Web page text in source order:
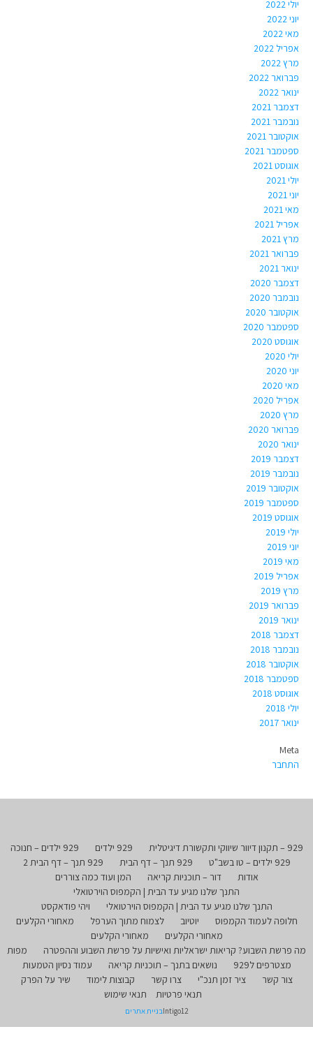
יולי 2022
יוני 2022
מאי 2022
אפריל 2022
מרץ 2022
פברואר 2022
ינואר 2022
דצמבר 2021
נובמבר 2021
אוקטובר 2021
ספטמבר 2021
אוגוסט 2021
יולי 2021
יוני 2021
מאי 2021
אפריל 2021
מרץ 2021
פברואר 2021
ינואר 2021
דצמבר 2020
נובמבר 2020
אוקטובר 2020
ספטמבר 2020
אוגוסט 2020
יולי 2020
יוני 2020
מאי 2020
אפריל 2020
מרץ 2020
פברואר 2020
ינואר 2020
דצמבר 2019
נובמבר 2019
אוקטובר 2019
ספטמבר 2019
אוגוסט 2019
יולי 2019
יוני 2019
מאי 2019
אפריל 2019
מרץ 2019
פברואר 2019
ינואר 2019
דצמבר 2018
נובמבר 2018
אוקטובר 2018
ספטמבר 2018
אוגוסט 2018
יולי 2018
ינואר 2017
Meta
התחבר
929 – תקנון דיוור שיווקי ותקשורת דיגיטלית 929 ילדים
929 ילדים – חנוכה
929 ילדים – טו בשב"ט
929 תנך – דף הבית
929 תנך – דף הבית 2
אודות
דור – תוכניות קריאה
המן ועוד כמה צוררים
התנך שלנו מגיע עד הבית | הקמפוס הוירטואלי
התנך שלנו מגיע עד הבית | הקמפוס הוירטואלי
ויהי פודאקסט
חלופה לעמוד הקמפוס
יוטיוב לצמוח מתוך הערפל
מאחורי הקלעים
מאחורי הקלעים
מאחורי הקלעים
מה פרשת השבוע? קריאות ישראליות ואישיות על פרשת השבוע וההפטרה
מפות
מצטרפים ל929
נושאים בתנך – תוכניות קריאה
עמוד נסיון הטמעות
צור קשר
ציר זמן תנכ"י צרו קשר קבוצות לימוד
שיר על הפרק
תנאי פרטיות
תנאי שימוש
Intigo12בניית אתרים